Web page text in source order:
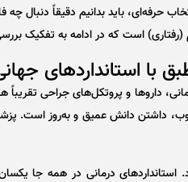
حرفه‌ای، باید بدانیم دقیقاً
است که در ادامه به تفکیک
داروها و پروتکل‌های جراحی تقریباً
داشتن دانش عمیق و به‌روز است.
درمانی در همه جا